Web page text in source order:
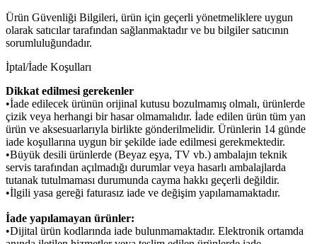
Ürün Güvenliği Bilgileri, ürün için geçerli yönetmeliklere uygun
olarak satıcılar tarafından sağlanmaktadır ve bu bilgiler satıcının
sorumluluğundadır.
İptal/İade Koşulları
Dikkat edilmesi gerekenler
•İade edilecek ürünün orijinal kutusu bozulmamış olmalı, ürünlerde
çizik veya herhangi bir hasar olmamalıdır. İade edilen ürün tüm yan
ürün ve aksesuarlarıyla birlikte gönderilmelidir. Ürünlerin 14 günde
iade koşullarına uygun bir şekilde iade edilmesi gerekmektedir.
•Büyük desili ürünlerde (Beyaz eşya, TV vb.) ambalajın teknik
servis tarafından açılmadığı durumlar veya hasarlı ambalajlarda
tutanak tutulmaması durumunda cayma hakkı geçerli değildir.
•İlgili yasa gereği faturasız iade ve değişim yapılamamaktadır.
İade yapılamayan ürünler:
•Dijital ürün kodlarında iade bulunmamaktadır. Elektronik ortamda